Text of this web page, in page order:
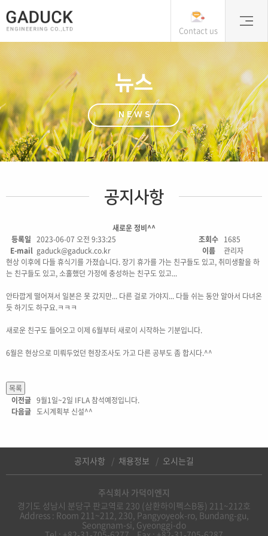
Contact us
뉴스
NEWS
공지사항
새로운 정비^^
등록일 2023-06-07 오전 9:33:25 조회수 1685
E-mail gaduck@gaduck.co.kr 이름
관리자
현상 이후에 다들 휴식기를 가졌습니다. 장기 휴가를 가는 친구들도 있고, 취미생활을 하
는 친구들도 있고, 소홀했던 가정에 충성하는 친구도 있고...
안타깝게 떨어져서 일본은 못 갔지만... 다른 걸로 가야지... 다들 쉬는 동안 알아서 다녀온
듯 하기도 하구요.ㅋㅋㅋ
새로운 친구도 들어오고 이제 6월부터 새로이 시작하는 기분입니다.
6월은 현상으로 미뤄두었던 현장조사도 가고 다른 공부도 좀 합시다.^^
이전글 9월1일~2일 IFLA 참석예정입니다.
다음글 도시계획부 신설^^
공지사항 채용정보 오시는길
주식회사 가덕이엔지
경기도 성남시 분당구 판교역로 230 (삼환하이펙스B동) 211~212호
Address : Room 211~212, 230, Pangyoyeok-ro, Bundang-gu,
Seongnam-si, Gyeonggi-do